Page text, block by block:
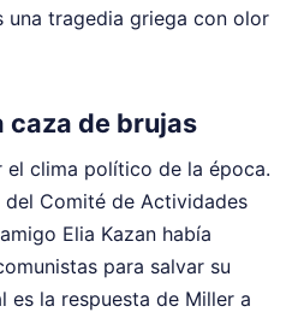
una tragedia griega con olor
caza de brujas
el clima político de la época.
Comité de Actividades
Elia Kazan había
para salvar su
es la respuesta de Miller a